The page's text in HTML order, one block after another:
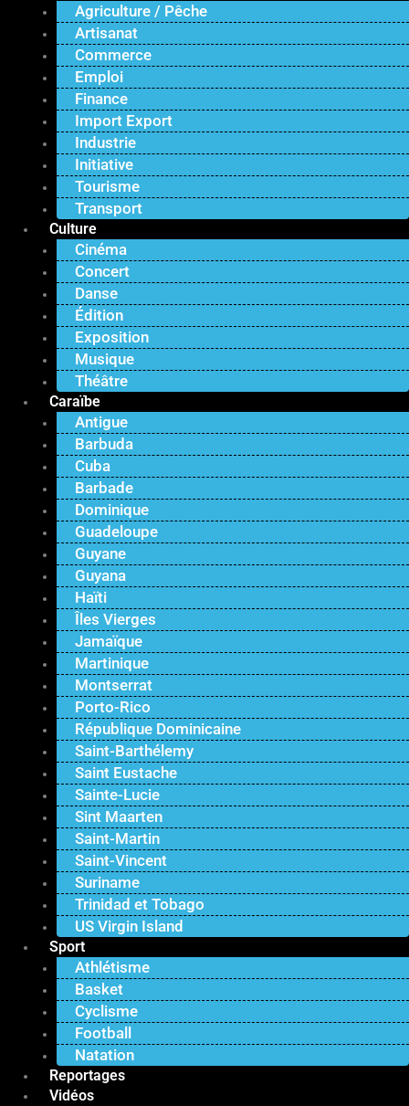
Agriculture / Pêche
Artisanat
Commerce
Emploi
Finance
Import Export
Industrie
Initiative
Tourisme
Transport
Culture
Cinéma
Concert
Danse
Édition
Exposition
Musique
Théâtre
Caraïbe
Antigue
Barbuda
Cuba
Barbade
Dominique
Guadeloupe
Guyane
Guyana
Haïti
Îles Vierges
Jamaïque
Martinique
Montserrat
Porto-Rico
République Dominicaine
Saint-Barthélemy
Saint Eustache
Sainte-Lucie
Sint Maarten
Saint-Martin
Saint-Vincent
Suriname
Trinidad et Tobago
US Virgin Island
Sport
Athlétisme
Basket
Cyclisme
Football
Natation
Reportages
Vidéos